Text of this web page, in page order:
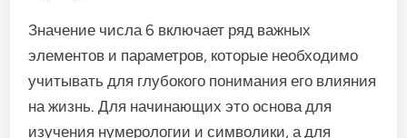
Значение числа 6 включает ряд важных
элементов и параметров, которые необходимо
учитывать для глубокого понимания его влияния
на жизнь. Для начинающих это основа для
изучения нумерологии и символики, а для